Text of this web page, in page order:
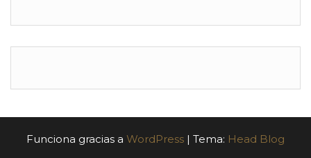
Funciona gracias a WordPress | Tema: Head Blog